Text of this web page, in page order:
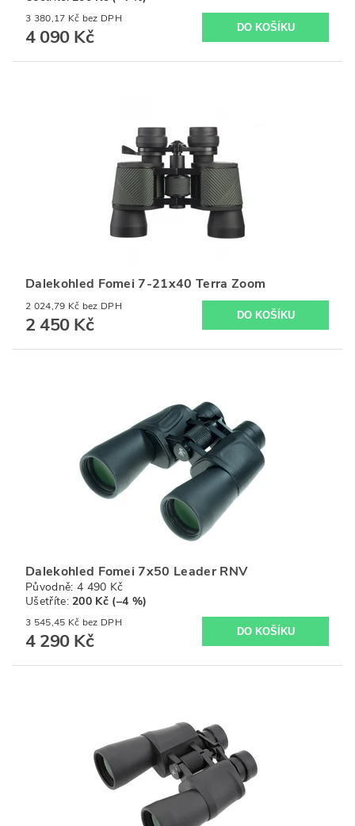
3 380,17 Kč bez DPH
4 090 Kč
Dalekohled Fomei 7-21x40 Terra Zoom
2 024,79 Kč bez DPH
2 450 Kč
Dalekohled Fomei 7x50 Leader RNV
Původně: 4 490 Kč
Ušetříte: 200 Kč (–4 %)
3 545,45 Kč bez DPH
4 290 Kč